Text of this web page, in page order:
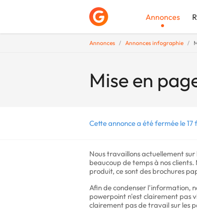
Annonces
Annonces Annonces infographie
Mise en
Cette annonce a été fermée le 17
Nous travaillons actuellement
beaucoup de temps à nos
produit, ce sont des brochures
Afin de condenser l'information,
powerpoint n'est clairement pas
clairement pas de travail sur les